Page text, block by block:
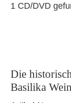
1 CD/DVD
Die
Basilika